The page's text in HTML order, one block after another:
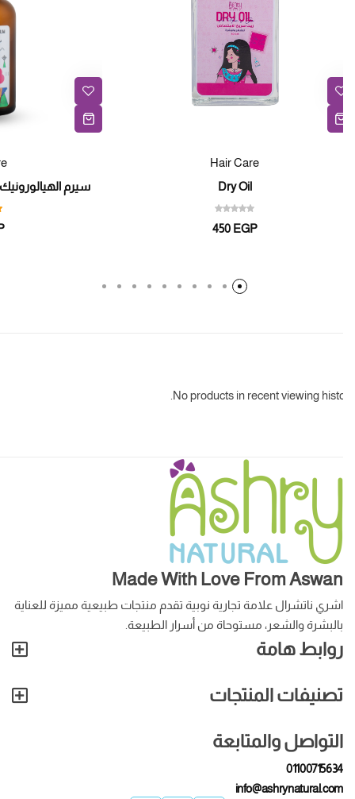
Hair Care
Dry Oil
450EGP
سيرم الهيالورونيك – Hyaluronic Acid Serum
out
No products in recent viewing
Made With Love From Aswan
اشري ناتشرال علامة تجارية نوبية تقدم منتجات طبيعية مميزة للعناية
بالبشرة والشعر، مستوحاة من أسرار الطبيعة.
روابط هامة
تصنيفات المنتجات
التواصل والمتابعة
01100715634
info@ashrynatural.com